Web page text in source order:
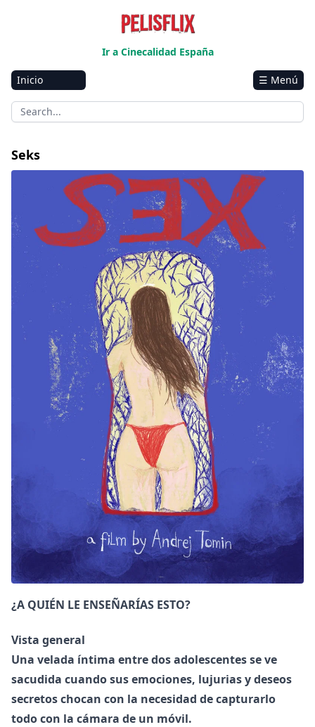
Ir a Cinecalidad España
Inicio
Amazon
Netflix
Disney+
Marvel
Vix+Original
Hulu
Apple tv+
DC
Peacock
☰ Menú
Seks
¿A QUIÉN LE ENSEÑARÍAS ESTO?
Vista general
Una velada íntima entre dos adolescentes se ve
sacudida cuando sus emociones, lujurias y deseos
secretos chocan con la necesidad de capturarlo
todo con la cámara de un móvil.